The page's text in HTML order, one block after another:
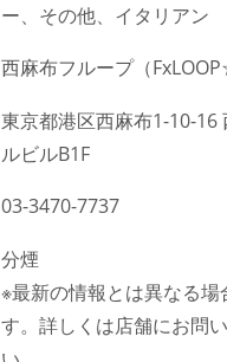
ー、その他、イタリアン
西麻布フループ（
東京都港区西麻布1-10-16
ルビルB1F
03-3470-7737
分煙
※最新の情報とは異なる場
す。詳しくは店舗にお問